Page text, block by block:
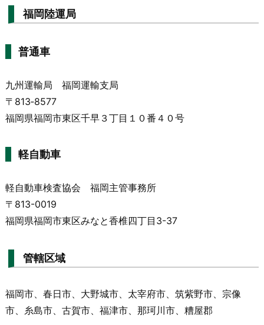
福岡陸運局
普通車
九州運輸局 福岡運輸支局
〒813‐8577
福岡県福岡市東区千早３丁目１０番４０号
軽自動車
軽自動車検査協会 福岡主管事務所
〒813-0019
福岡県福岡市東区みなと香椎四丁目3-37
管轄区域
福岡市、春日市、大野城市、太宰府市、筑紫野市、宗像
市、糸島市、古賀市、福津市、那珂川市、糟屋郡